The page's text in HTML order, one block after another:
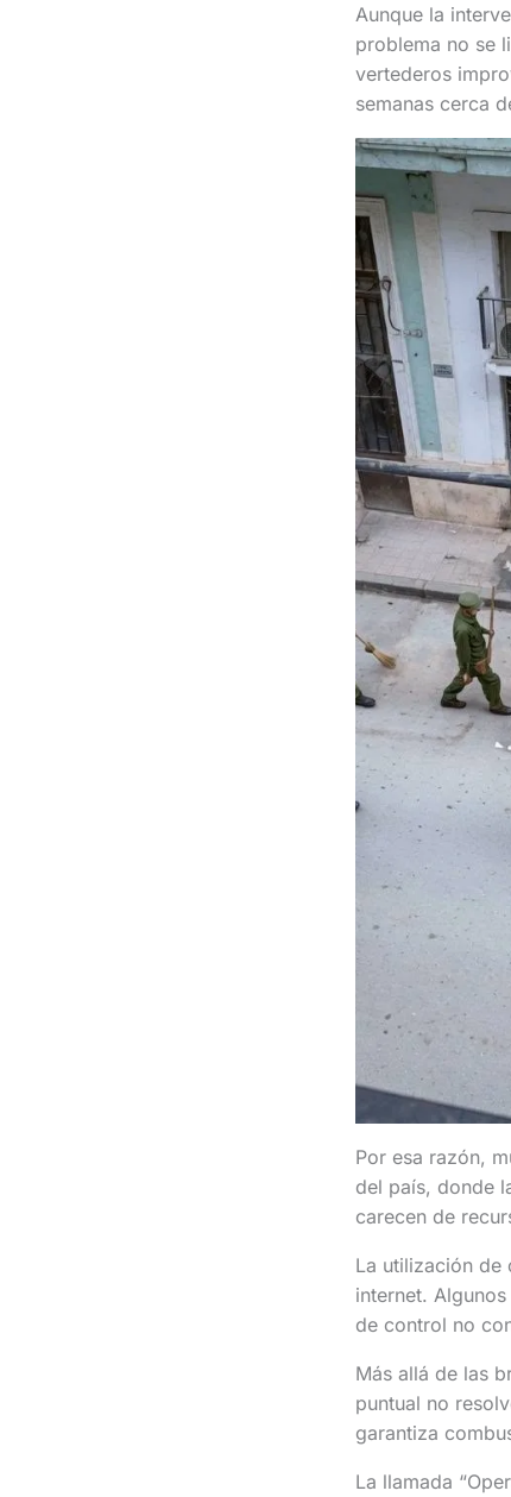
Aunque la
problema no se
vertederos
semanas cerca
Por esa razón,
del país, donde
carecen de
La utilización de
internet.
de control no
Más allá de las
puntual no
garantiza
La llamada